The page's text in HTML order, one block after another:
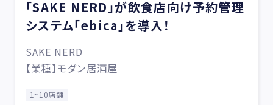
「SAKE NERD」が飲食店向け予約管理
システム「ebica」を導入！
SAKE NERD
【業種】モダン居酒屋
1~10店舗